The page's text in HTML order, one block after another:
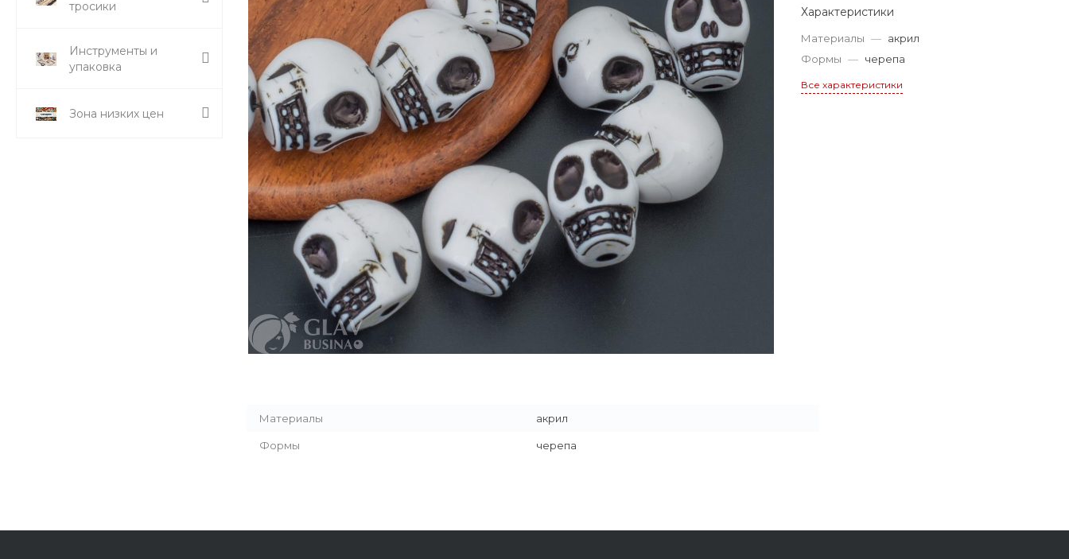
тросики
Инструменты и
упаковка
Зона низких цен
Характеристики
Материалы — акрил
Формы — черепа
Все характеристики
Материалы акрил
Формы черепа